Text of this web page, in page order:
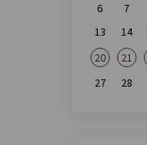
6
7
13
14
20
21
27
28